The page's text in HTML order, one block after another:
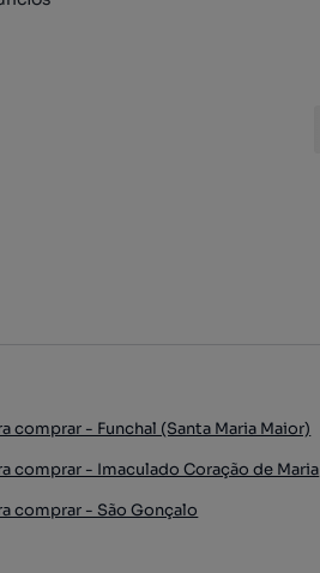
comprar - Funchal (Santa Maria Maior)
comprar - Imaculado Coração de Maria
comprar - São Gonçalo